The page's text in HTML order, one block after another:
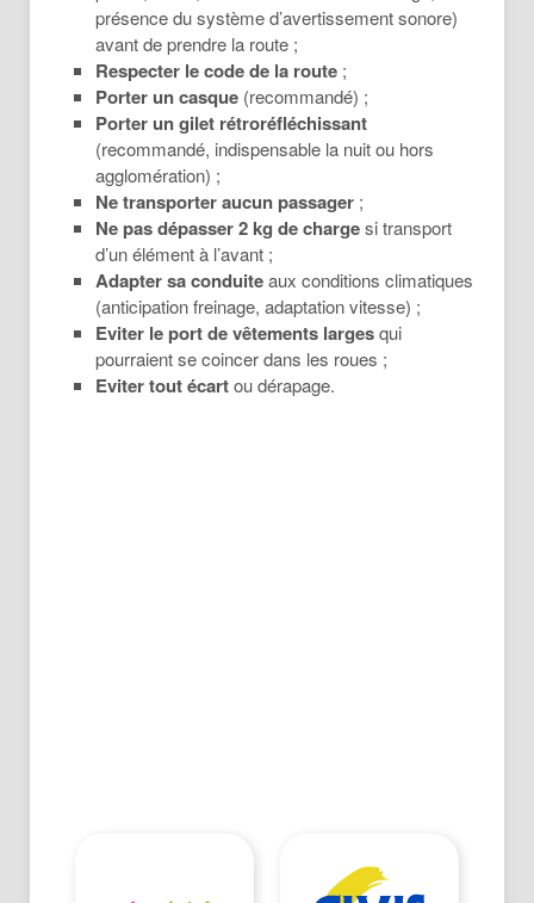
présence du système d’avertissement sonore)
avant de prendre la route ;
Respecter le code de la route ;
Porter un casque (recommandé) ;
Porter un gilet rétroréfléchissant
(recommandé, indispensable la nuit ou hors
agglomération) ;
Ne transporter aucun passager ;
Ne pas dépasser 2 kg de chargesi transport
d’un élément à l’avant ;
Adapter sa conduiteaux conditions climatiques
(anticipation freinage, adaptation vitesse) ;
Eviter le port de vêtements largesqui
pourraient se coincer dans les roues ;
Eviter tout écartou dérapage.